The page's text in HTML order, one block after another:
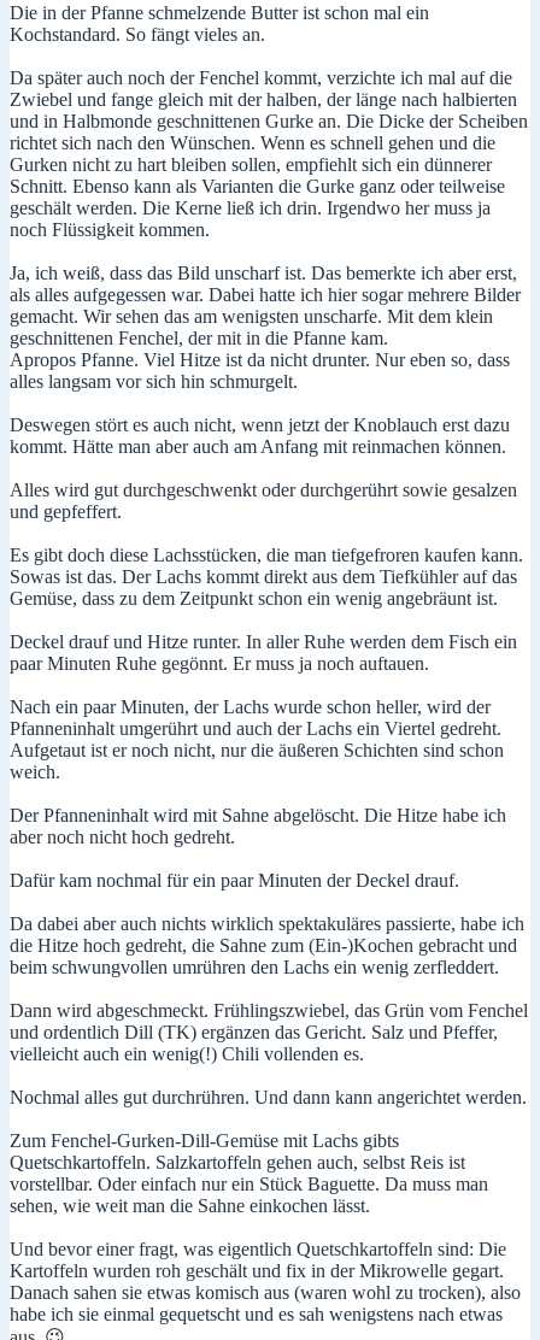
Die in der Pfanne schmelzende Butter ist schon mal ein
Kochstandard. So fängt vieles an.
Da später auch noch der Fenchel kommt, verzichte ich mal auf die
Zwiebel und fange gleich mit der halben, der länge nach halbierten
und in Halbmonde geschnittenen Gurke an. Die Dicke der Scheiben
richtet sich nach den Wünschen. Wenn es schnell gehen und die
Gurken nicht zu hart bleiben sollen, empfiehlt sich ein dünnerer
Schnitt. Ebenso kann als Varianten die Gurke ganz oder teilweise
geschält werden. Die Kerne ließ ich drin. Irgendwo her muss ja
noch Flüssigkeit kommen.
Ja, ich weiß, dass das Bild unscharf ist. Das bemerkte ich aber erst,
als alles aufgegessen war. Dabei hatte ich hier sogar mehrere Bilder
gemacht. Wir sehen das am wenigsten unscharfe. Mit dem klein
geschnittenen Fenchel, der mit in die Pfanne kam.
Apropos Pfanne. Viel Hitze ist da nicht drunter. Nur eben so, dass
alles langsam vor sich hin schmurgelt.
Deswegen stört es auch nicht, wenn jetzt der Knoblauch erst dazu
kommt. Hätte man aber auch am Anfang mit reinmachen können.
Alles wird gut durchgeschwenkt oder durchgerührt sowie gesalzen
und gepfeffert.
Es gibt doch diese Lachsstücken, die man tiefgefroren kaufen kann.
Sowas ist das. Der Lachs kommt direkt aus dem Tiefkühler auf das
Gemüse, dass zu dem Zeitpunkt schon ein wenig angebräunt ist.
Deckel drauf und Hitze runter. In aller Ruhe werden dem Fisch ein
paar Minuten Ruhe gegönnt. Er muss ja noch auftauen.
Nach ein paar Minuten, der Lachs wurde schon heller, wird der
Pfanneninhalt umgerührt und auch der Lachs ein Viertel gedreht.
Aufgetaut ist er noch nicht, nur die äußeren Schichten sind schon
weich.
Der Pfanneninhalt wird mit Sahne abgelöscht. Die Hitze habe ich
aber noch nicht hoch gedreht.
Dafür kam nochmal für ein paar Minuten der Deckel drauf.
Da dabei aber auch nichts wirklich spektakuläres passierte, habe ich
die Hitze hoch gedreht, die Sahne zum (Ein-)Kochen gebracht und
beim schwungvollen umrühren den Lachs ein wenig zerfleddert.
Dann wird abgeschmeckt. Frühlingszwiebel, das Grün vom Fenchel
und ordentlich Dill (TK) ergänzen das Gericht. Salz und Pfeffer,
vielleicht auch ein wenig(!) Chili vollenden es.
Nochmal alles gut durchrühren. Und dann kann angerichtet werden.
Zum Fenchel-Gurken-Dill-Gemüse mit Lachs gibts
Quetschkartoffeln. Salzkartoffeln gehen auch, selbst Reis ist
vorstellbar. Oder einfach nur ein Stück Baguette. Da muss man
sehen, wie weit man die Sahne einkochen lässt.
Und bevor einer fragt, was eigentlich Quetschkartoffeln sind: Die
Kartoffeln wurden roh geschält und fix in der Mikrowelle gegart.
Danach sahen sie etwas komisch aus (waren wohl zu trocken), also
habe ich sie einmal gequetscht und es sah wenigstens nach etwas